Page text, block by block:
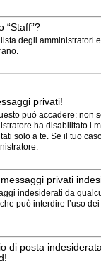
“Staff”?
degli amministratori
privati!
può accadere: non
ha disabilitato i
solo a te. Se il tuo
privati
indesiderati da
può interdire l’uso
di posta